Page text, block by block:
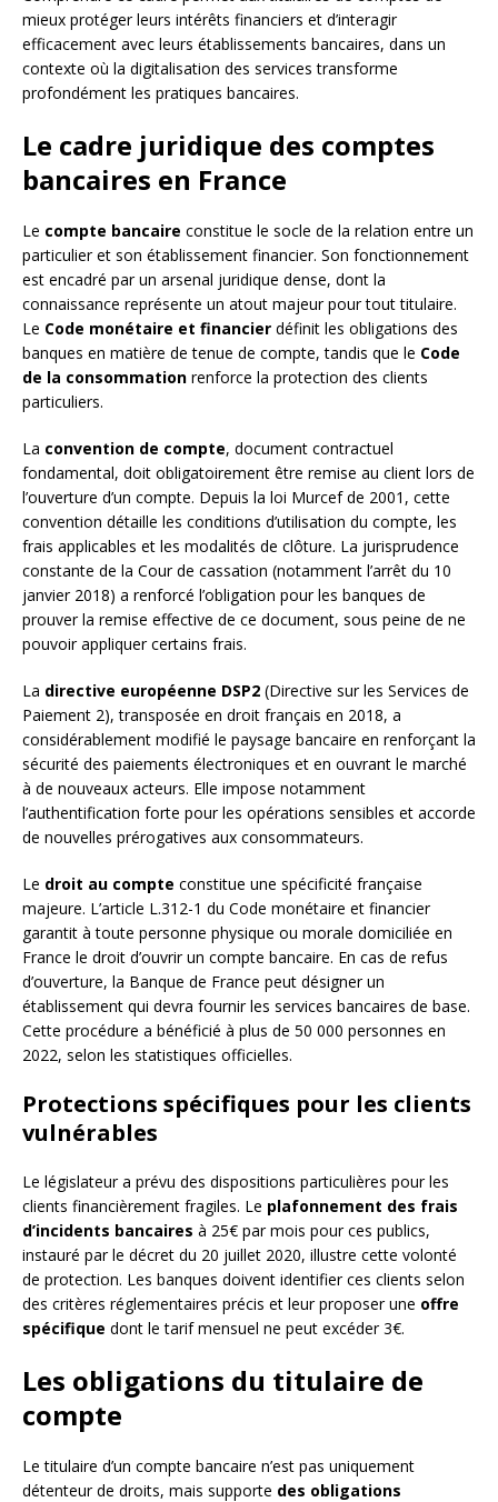
mieux protéger leurs intérêts financiers et d’interagir
efficacement avec leurs établissements bancaires, dans un
contexte où la digitalisation des services transforme
profondément les pratiques bancaires.
Le cadre juridique des comptes
bancaires en France
Le compte bancaire constitue le socle de la relation entre un
particulier et son établissement financier. Son fonctionnement
est encadré par un arsenal juridique dense, dont la
connaissance représente un atout majeur pour tout titulaire.
Le Code monétaire et financier définit les obligations des
banques en matière de tenue de compte, tandis que le Code
de la consommation renforce la protection des clients
particuliers.
La convention de compte, document contractuel
fondamental, doit obligatoirement être remise au client lors de
l’ouverture d’un compte. Depuis la loi Murcef de 2001, cette
convention détaille les conditions d’utilisation du compte, les
frais applicables et les modalités de clôture. La jurisprudence
constante de la Cour de cassation (notamment l’arrêt du 10
janvier 2018) a renforcé l’obligation pour les banques de
prouver la remise effective de ce document, sous peine de ne
pouvoir appliquer certains frais.
La directive européenne DSP2 (Directive sur les Services de
Paiement 2), transposée en droit français en 2018, a
considérablement modifié le paysage bancaire en renforçant la
sécurité des paiements électroniques et en ouvrant le marché
à de nouveaux acteurs. Elle impose notamment
l’authentification forte pour les opérations sensibles et accorde
de nouvelles prérogatives aux consommateurs.
Le droit au compte constitue une spécificité française
majeure. L’article L.312-1 du Code monétaire et financier
garantit à toute personne physique ou morale domiciliée en
France le droit d’ouvrir un compte bancaire. En cas de refus
d’ouverture, la Banque de France peut désigner un
établissement qui devra fournir les services bancaires de base.
Cette procédure a bénéficié à plus de 50 000 personnes en
2022, selon les statistiques officielles.
Protections spécifiques pour les clients
vulnérables
Le législateur a prévu des dispositions particulières pour les
clients financièrement fragiles. Le plafonnement des frais
d’incidents bancaires à 25€ par mois pour ces publics,
instauré par le décret du 20 juillet 2020, illustre cette volonté
de protection. Les banques doivent identifier ces clients selon
des critères réglementaires précis et leur proposer une offre
spécifique dont le tarif mensuel ne peut excéder 3€.
Les obligations du titulaire de
compte
Le titulaire d’un compte bancaire n’est pas uniquement
détenteur de droits, mais supporte des obligations